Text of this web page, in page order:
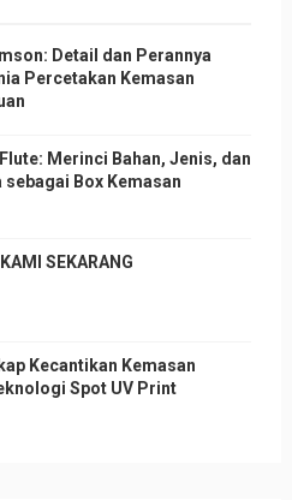
Detail dan Perannya
Percetakan Kemasan
Merinci Bahan, Jenis, dan
sebagai Box Kemasan
SEKARANG
Kecantikan Kemasan
Spot UV Print